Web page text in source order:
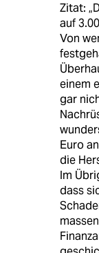
Zitat:
auf
Von
einem
gar
Euro
die
Im
dass